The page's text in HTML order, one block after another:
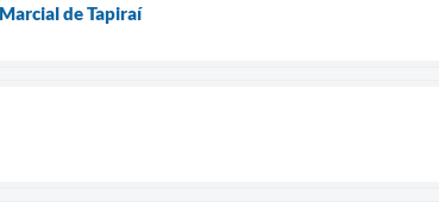
de Tapiraí